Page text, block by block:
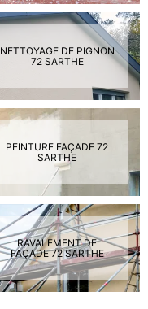
NETTOYAGE DE PIGNON
72 SARTHE
PEINTURE FAÇADE 72
SARTHE
RAVALEMENT DE
FAÇADE 72 SARTHE